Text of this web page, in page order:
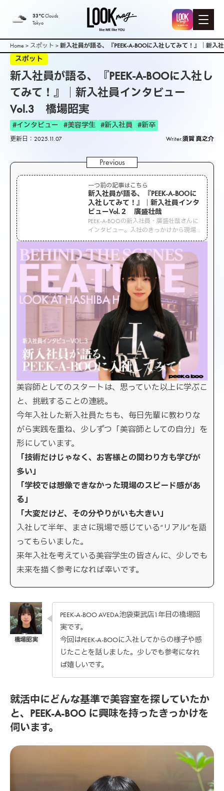
33°CClouds
Tokyo
Home > スポット > 新入社員が語る、『PEEK-A-BOOに入社してみて！』｜新
スポット
新入社員が語る、『PEEK-A-BOOに入社し
てみて！』｜新入社員インタビュー
Vol.3 橋場昭実
#インタビュー #美容学生 #新入社員 #新卒
更新日：2025.11.07 Writer.須賀 真之介
一つ前の記事はこちら
新入社員が語る、『PEEK-A-BOOに
入社してみて！』｜新入社員インタ
ビューVol.２ 廣盛壮哉
PEEK-A-BOOの新入社員・廣盛壮哉さんに
インタビュー。入社のきっかけから現場
で感じたギャップ、先輩との関係、半年
間での成長、そして美容師としての目標
まで——等身大の声で語ります。美容学生
必見のリアルな体験談です。
美容師としてのスタートは、思っていた以上に学ぶこ
と、挑戦することの連続。
今年入社した新入社員たちも、毎日先輩に教わりな
がら実践を重ね、少しずつ「美容師としての自分」を
形にしています。
「技術だけじゃなく、お客様との関わり方も学びが
多い」
「学校では想像できなかった現場のスピード感があ
る」
「大変だけど、その分やりがいも大きい」
入社して半年、まさに現場で感じている“リアル”を語
ってもらいました。
来年入社を考えている美容学生の皆さんに、少しでも
未来を描く参考になれば幸いです。
PEEK-A-BOO AVEDA池袋東武店1年目の橋場昭
実です。
今回はPEEK-A-BOOに入社してからの様子や感
じたことを話しました。少しでも参考になれ
ば嬉しいです。
就活中にどんな基準で美容室を探していたか
と、PEEK-A-BOO に興味を持ったきっかけを
伺います。